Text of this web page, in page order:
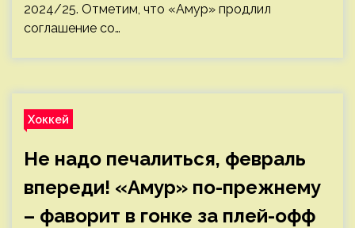
2024/25. Отметим, что «Амур» продлил
соглашение со…
Хоккей
Не надо печалиться, февраль
впереди! «Амур» по-прежнему
– фаворит в гонке за плей-офф